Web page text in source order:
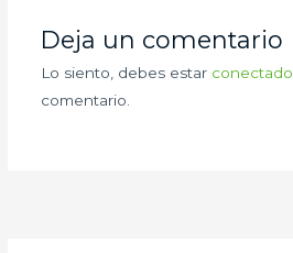
Deja un comentario
Lo siento, debes estar conectado
comentario.